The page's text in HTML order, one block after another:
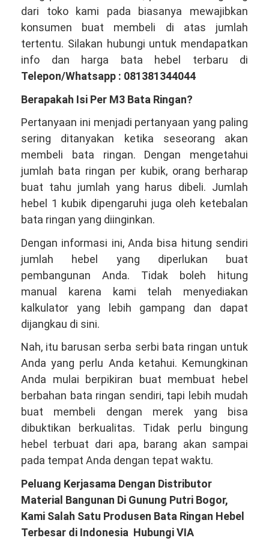
dari toko kami pada biasanya mewajibkan
konsumen buat membeli di atas jumlah
tertentu. Silakan hubungi untuk mendapatkan
info dan harga bata hebel terbaru di
Telepon/Whatsapp : 081381344044
Berapakah Isi Per M3 Bata Ringan?
Pertanyaan ini menjadi pertanyaan yang paling
sering ditanyakan ketika seseorang akan
membeli bata ringan. Dengan mengetahui
jumlah bata ringan per kubik, orang berharap
buat tahu jumlah yang harus dibeli. Jumlah
hebel 1 kubik dipengaruhi juga oleh ketebalan
bata ringan yang diinginkan.
Dengan informasi ini, Anda bisa hitung sendiri
jumlah hebel yang diperlukan buat
pembangunan Anda. Tidak boleh hitung
manual karena kami telah menyediakan
kalkulator yang lebih gampang dan dapat
dijangkau di sini.
Nah, itu barusan serba serbi bata ringan untuk
Anda yang perlu Anda ketahui. Kemungkinan
Anda mulai berpikiran buat membuat hebel
berbahan bata ringan sendiri, tapi lebih mudah
buat membeli dengan merek yang bisa
dibuktikan berkualitas. Tidak perlu bingung
hebel terbuat dari apa, barang akan sampai
pada tempat Anda dengan tepat waktu.
Peluang Kerjasama Dengan Distributor
Material Bangunan Di Gunung Putri Bogor,
Kami Salah Satu Produsen Bata Ringan Hebel
Terbesar di Indonesia Hubungi VIA